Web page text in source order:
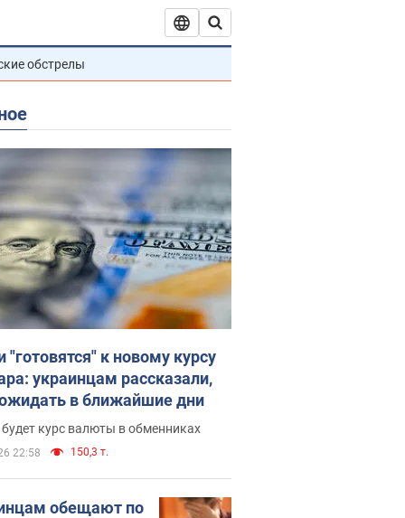
обстрелы
"готовятся" к новому курсу
украинцам рассказали,
в ближайшие дни
курс валюты в обменниках
22:58 150,3 т.
обещают по